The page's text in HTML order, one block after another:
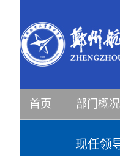
首页 部门概况
现任领